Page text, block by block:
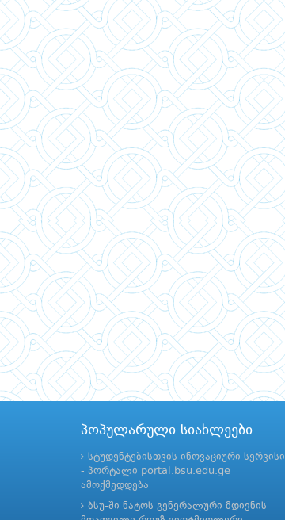
პოპულარული სიახლეები
სტუდენტებისთვის ინოვაციური სერვისი
- პორტალი portal.bsu.edu.ge
ამოქმედდება
ბსუ-ში ნატოს გენერალური მდივნის